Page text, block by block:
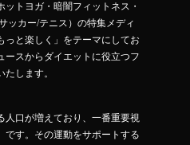
トヨガ・暗闇フィットネス・
ッカー/テニス）の特集メディ
っと楽しく」をテーマにしてお
ースからダイエットに役立つフ
します。
人口が増えており、一番重要視
です。その運動をサポートする